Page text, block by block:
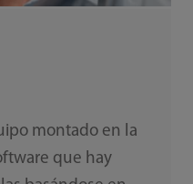
montado en la
que hay